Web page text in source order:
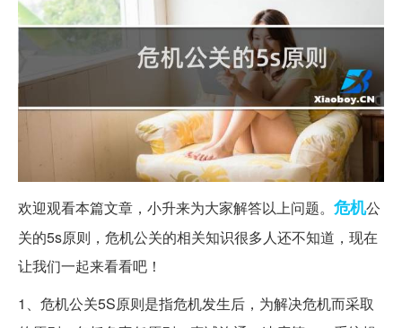
欢迎观看本篇文章，小升来为大家解答以上问题。 危机公
关的5s原则，危机公关的相关知识很多人还不知道，现在
让我们一起来看看吧！
1、危机公关5S原则是指危机发生后，为解决危机而采取